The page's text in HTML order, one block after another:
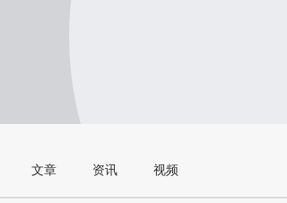
文章 资讯 视频